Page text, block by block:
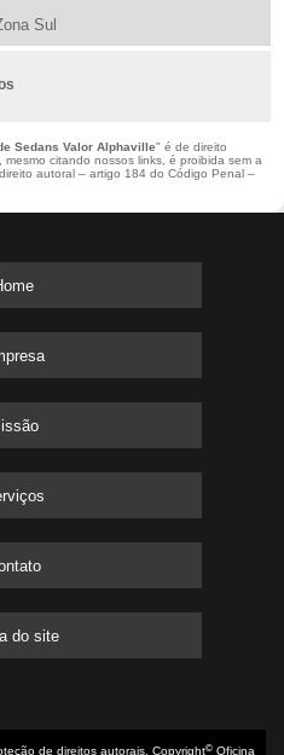
Sul
Sedans Valor Alphaville" é de direito
citando nossos links, é proibida sem a
autoral – artigo 184 do Código Penal –
do site
de direitos autorais. Copyright©Oficina